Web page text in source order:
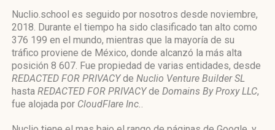
Nuclio.school es seguido por nosotros desde noviembre,
2018. Durante el tiempo ha sido clasificado tan alto como
376 199 en el mundo, mientras que la mayoría de su
tráfico proviene de México, donde alcanzó la más alta
posición 8 607. Fue propiedad de varias entidades, desde
REDACTED FOR PRIVACYde Nuclio Venture Builder SL
hasta REDACTED FOR PRIVACYde Domains By Proxy LLC,
fue alojada por CloudFlare Inc..